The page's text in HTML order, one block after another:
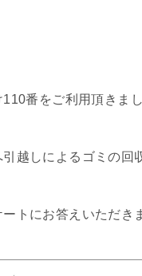
番をご利用頂きま
越しによるゴミの回
トにお答えいただき